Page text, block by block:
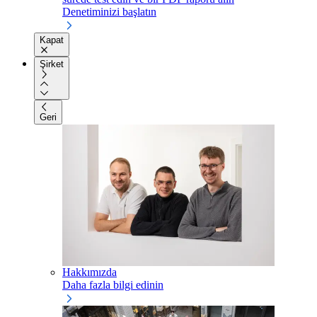
Denetiminizi başlatın
Kapat
Şirket
Geri
Hakkımızda
Daha fazla bilgi edinin